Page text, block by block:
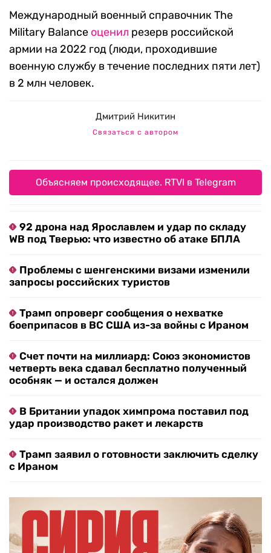
Международный военный справочник The
Military Balance оценил резерв российской
армии на 2022 год (люди, проходившие
военную службу в течение последних пяти лет)
в 2 млн человек.
Дмитрий Никитин
Связаться с автором
Объясняем происходящее. RTVI в Telegram
92 дрона над Ярославлем и удар по складу
WB под Тверью: что известно об атаке БПЛА
Проблемы с шенгенскими визами изменили
запросы российских туристов
Трамп опроверг сообщения о нехватке
боеприпасов в ВС США из-за войны с Ираном
Счет почти на миллиард: Союз экономистов
четверть века сдавал бесплатно полученный
особняк — и остался должен
В Британии упадок химпрома поставил под
удар производство ракет и лекарств
Трамп заявил о готовности заключить сделку
с Ираном